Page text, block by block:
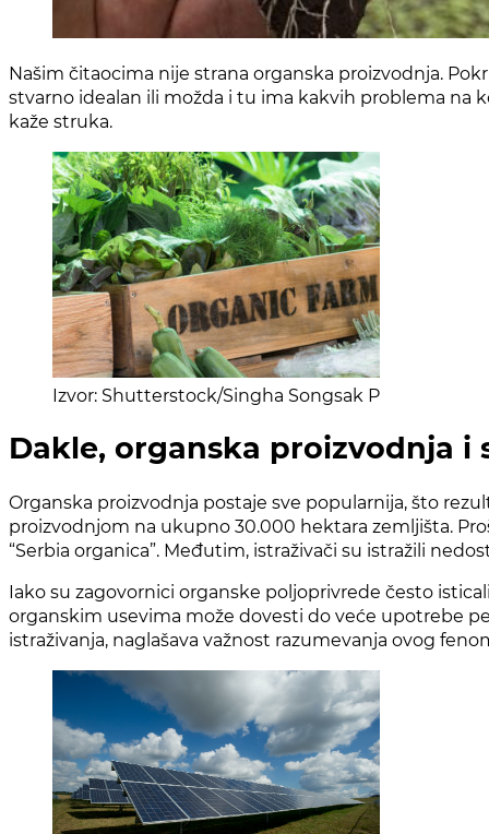
Našim čitaocima nije strana organska proizvodnja.
stvarno idealan ili možda i tu ima kakvih problema na
kaže struka.
Izvor: Shutterstock/Singha Songsak P
Dakle, organska proizvodnja
Organska proizvodnja postaje sve popularnija, što
proizvodnjom na ukupno 30.000 hektara zemljišta.
“Serbia organica”. Međutim, istraživači su istražili
Iako su zagovornici organske poljoprivrede često
organskim usevima može dovesti do veće upotrebe
istraživanja, naglašava važnost razumevanja ovog